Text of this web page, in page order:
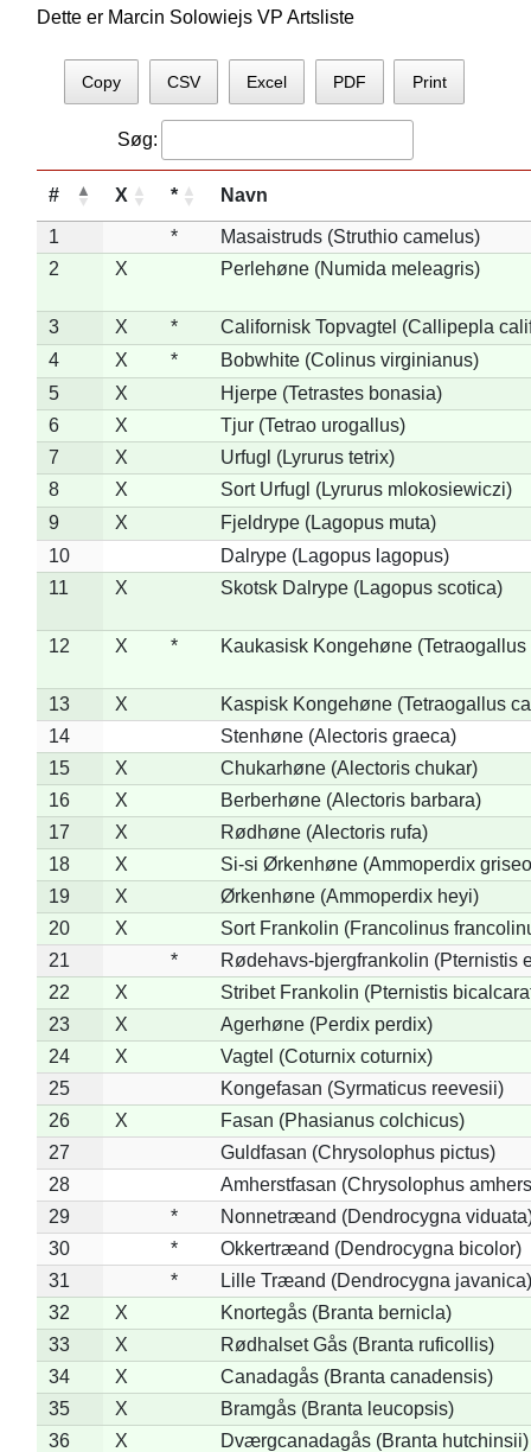
Dette er Marcin Solowiejs VP Artsliste
Copy CSV Excel PDF Print
Søg:
# X * Navn
1 *
Masaistruds (Struthio camelus)
2
X Perlehøne (Numida meleagris)
3 X *
Californisk Topvagtel (Callipepla
4
X *
Bobwhite (Colinus virginianus)
5
X
Hjerpe (Tetrastes bonasia)
6
X
Tjur (Tetrao urogallus)
7
X
Urfugl (Lyrurus tetrix)
8
X
Sort Urfugl (Lyrurus mlokosiewiczi)
9
X
Fjeldrype (Lagopus muta)
10
Dalrype (Lagopus lagopus)
11
X Skotsk Dalrype (Lagopus scotica)
12 X * Kaukasisk Kongehøne
13 X
Kaspisk Kongehøne (Tetraogallus
14
Stenhøne (Alectoris graeca)
15
X
Chukarhøne (Alectoris chukar)
16
X
Berberhøne (Alectoris barbara)
17
X
Rødhøne (Alectoris rufa)
18
X
Si-si Ørkenhøne (Ammoperdix
19
X
Ørkenhøne (Ammoperdix heyi)
20
X
Sort Frankolin (Francolinus
21
*
Rødehavs-bjergfrankolin (Pternistis
22
X
Stribet Frankolin (Pternistis
23
X
Agerhøne (Perdix perdix)
24
X
Vagtel (Coturnix coturnix)
25
Kongefasan (Syrmaticus reevesii)
26
X
Fasan (Phasianus colchicus)
27
Guldfasan (Chrysolophus pictus)
28
Amherstfasan (Chrysolophus
29
*
Nonnetræand (Dendrocygna
30
*
Okkertræand (Dendrocygna bicolor)
31
*
Lille Træand (Dendrocygna javanica)
32
X
Knortegås (Branta bernicla)
33
X
Rødhalset Gås (Branta ruficollis)
34
X
Canadagås (Branta canadensis)
35
X
Bramgås (Branta leucopsis)
36
X Dværgcanadagås (Branta hutchinsii)